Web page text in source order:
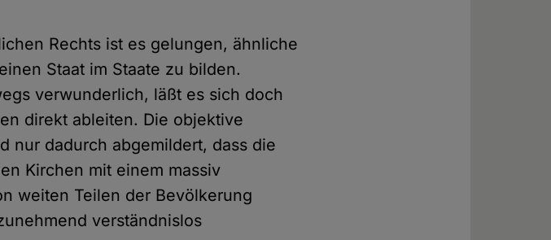
Rechts ist es gelungen, ähnliche
Staat im Staate zu bilden.
verwunderlich, läßt es sich doch
direkt ableiten. Die objektive
nur dadurch abgemildert, dass die
Kirchen mit einem massiv
weiten Teilen der Bevölkerung
verständnislos